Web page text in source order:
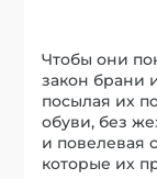
Чтобы они
закон брани
посылая их
обуви, без
и повелевая
которые их